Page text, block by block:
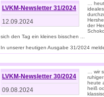
LVKM-Newsletter 31/2024
12.09.2024
…
der
sich den Tag ein kleines bisschen ...
In unserer heutigen Ausgabe 31/2024
LVKM-Newsletter 30/2024
09.08.2024
… wir
heute
heiß